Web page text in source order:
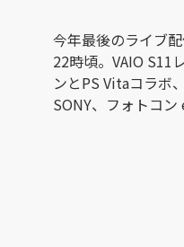
今年最後のライブ
22時頃。VAIO S11
ンとPS Vitaコラボ
SONY、フォトコン